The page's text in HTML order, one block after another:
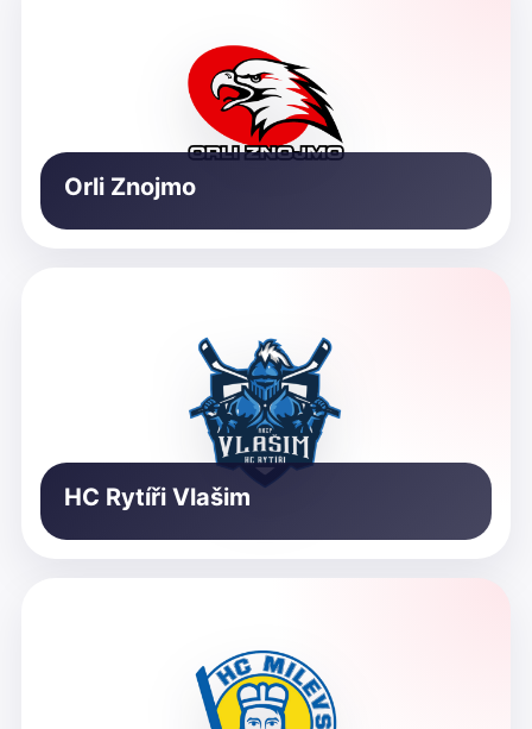
Orli Znojmo
HC Rytíři Vlašim